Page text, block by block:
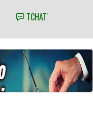
TCHAT'